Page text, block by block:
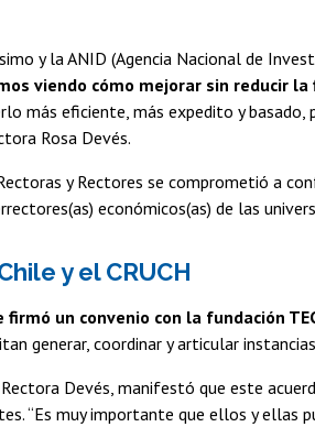
y la ANID (Agencia Nacional de
viendo cómo mejorar sin reducir la
más eficiente, más expedito y
Rosa Devés.
y Rectores se comprometió a
económicos(as) de las
y el CRUCH
firmó un convenio con la fundación
generar, coordinar y articular
Rectora Devés, manifestó que este
“Es muy importante que ellos y